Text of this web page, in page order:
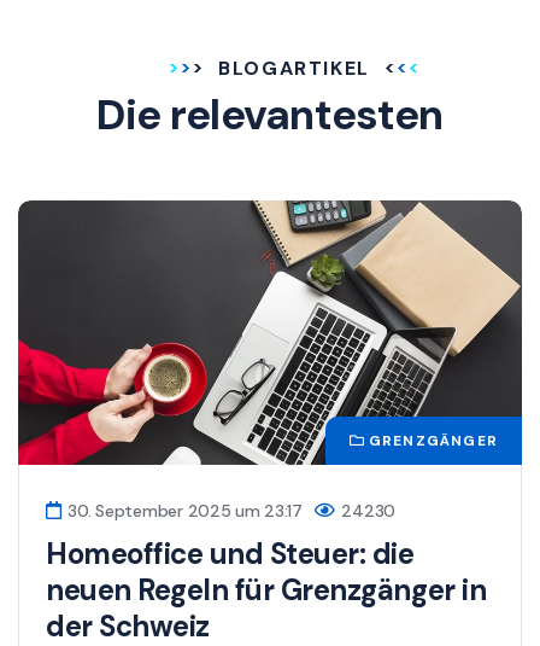
BLOGARTIKEL
Die relevantesten
GRENZGÄNGER
30. September 2025 um 23:17 24230
Homeoffice und Steuer: die
neuen Regeln für Grenzgänger in
der Schweiz